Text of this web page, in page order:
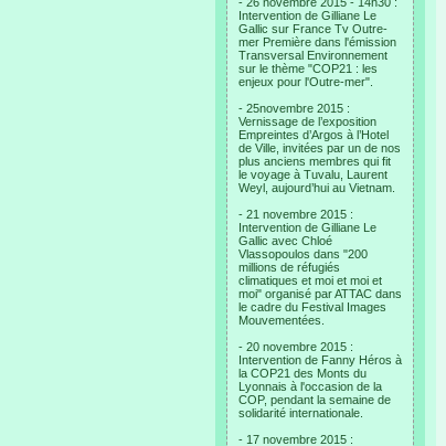
Intervention de Gilliane Le
Gallic sur France Tv Outre-
mer Première dans l'émission
Transversal Environnement
sur le thème "COP21 : les
enjeux pour l'Outre-mer".
- 25novembre 2015 :
Vernissage de l’exposition
Empreintes d’Argos à l’Hotel
de Ville, invitées par un de nos
plus anciens membres qui fit
le voyage à Tuvalu, Laurent
Weyl, aujourd’hui au Vietnam.
- 21 novembre 2015 :
Intervention de Gilliane Le
Gallic avec Chloé
Vlassopoulos dans "200
millions de réfugiés
climatiques et moi et moi et
moi" organisé par ATTAC dans
le cadre du Festival Images
Mouvementées.
- 20 novembre 2015 :
Intervention de Fanny Héros à
la COP21 des Monts du
Lyonnais à l'occasion de la
COP, pendant la semaine de
solidarité internationale.
- 17 novembre 2015 :